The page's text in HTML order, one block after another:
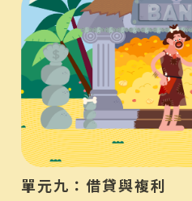
單元九：借貸與複利